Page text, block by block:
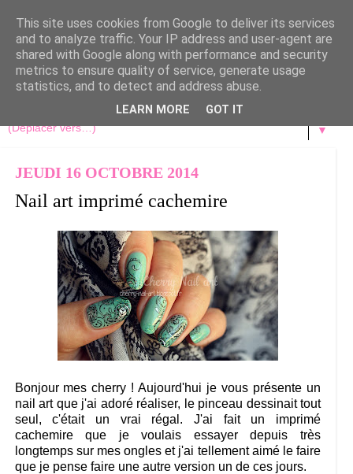
▼
JEUDI 16 OCTOBRE 2014
Nail art imprimé cachemire
Bonjour mes cherry ! Aujourd'hui je vous présente un
nail art que j'ai adoré réaliser, le pinceau dessinait tout
seul, c'était un vrai régal. J'ai fait un imprimé
cachemire que je voulais essayer depuis très
longtemps sur mes ongles et j'ai tellement aimé le faire
que je pense faire une autre version un de ces jours.
This site uses cookies from Google to deliver its services
and to analyze traffic. Your IP address and user-agent are
shared with Google along with performance and security
metrics to ensure quality of service, generate usage
statistics, and to detect and address abuse.
LEARN MORE GOT IT